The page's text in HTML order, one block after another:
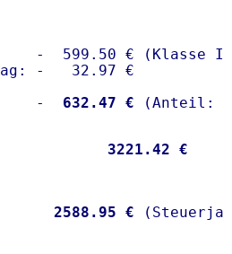
-  599.50 € (Klasse I)
-   32.97 €
-
  632.47 €
3221.42 €
2588.95 €